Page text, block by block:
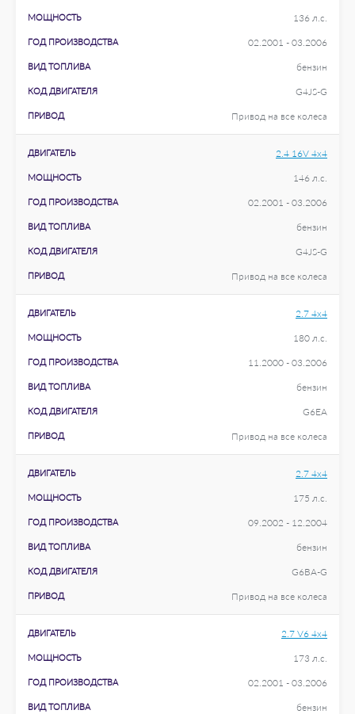
МОЩНОСТЬ 136 л.с.
ГОД ПРОИЗВОДСТВА 02.2001 - 03.2006
ВИД ТОПЛИВА бензин
КОД ДВИГАТЕЛЯ G4JS-G
ПРИВОД Привод на все колеса
ДВИГАТЕЛЬ 2.4 16V 4x4
МОЩНОСТЬ 146 л.с.
ГОД ПРОИЗВОДСТВА 02.2001 - 03.2006
ВИД ТОПЛИВА бензин
КОД ДВИГАТЕЛЯ G4JS-G
ПРИВОД Привод на все колеса
ДВИГАТЕЛЬ 2.7 4x4
МОЩНОСТЬ 180 л.с.
ГОД ПРОИЗВОДСТВА 11.2000 - 03.2006
ВИД ТОПЛИВА бензин
КОД ДВИГАТЕЛЯ G6EA
ПРИВОД Привод на все колеса
ДВИГАТЕЛЬ 2.7 4x4
МОЩНОСТЬ 175 л.с.
ГОД ПРОИЗВОДСТВА 09.2002 - 12.2004
ВИД ТОПЛИВА бензин
КОД ДВИГАТЕЛЯ G6BA-G
ПРИВОД Привод на все колеса
ДВИГАТЕЛЬ 2.7 V6 4x4
МОЩНОСТЬ 173 л.с.
ГОД ПРОИЗВОДСТВА 02.2001 - 03.2006
ВИД ТОПЛИВА бензин